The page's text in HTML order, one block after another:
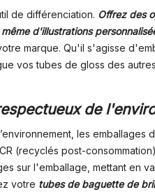
de différenciation. Offrez des
d'illustrations
marque. Qu'il s'agisse
vos tubes de gloss des
de
les
(recyclés post-
sur l'emballage, mettant en
votre tubes de baguette de